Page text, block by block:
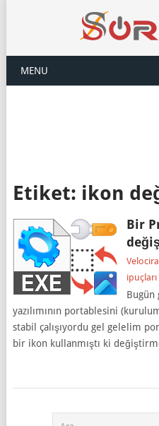
MENU
Etiket: ikon
Bir
ipuçları
Bugün
yazılımının portablesini
stabil çalışıyordu gel gelelim
bir ikon kullanmıştı ki